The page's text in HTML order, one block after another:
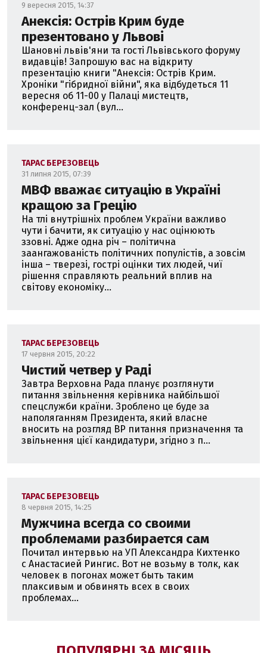
9 вересня 2015, 14:37
Анексія: Острів Крим буде
презентовано у Львові
Шановні львів'яни та гості Львівського форуму
видавців! Запрошую вас на відкриту
презентацію книги "Анексія: Острів Крим.
Хроніки "гібридної війни", яка відбудеться 11
вересня об 11-00 у Палаці мистецтв,
конференц-зал (вул...
ТАРАС БЕРЕЗОВЕЦЬ
31 липня 2015, 07:39
МВФ вважає ситуацію в Україні
кращою за Грецію
На тлі внутрішніх проблем України важливо
чути і бачити, як ситуацію у нас оцінюють
ззовні. Адже одна річ – політична
заангажованість політичних популістів, а зовсім
інша – тверезі, гострі оцінки тих людей, чиї
рішення справляють реальний вплив на
світову економіку...
ТАРАС БЕРЕЗОВЕЦЬ
17 червня 2015, 20:22
Чистий четвер у Раді
Завтра Верховна Рада планує розглянути
питання звільнення керівника найбільшої
спецслужби країни. Зроблено це буде за
наполяганням Президента, який власне
вносить на розгляд ВР питання призначення та
звільнення цієї кандидатури, згідно з п...
ТАРАС БЕРЕЗОВЕЦЬ
8 червня 2015, 14:25
Мужчина всегда со своими
проблемами разбирается сам
Почитал интервью на УП Александра Кихтенко
с Анастасией Рингис. Вот не возьму в толк, как
человек в погонах может быть таким
плаксивым и обвинять всех в своих
проблемах...